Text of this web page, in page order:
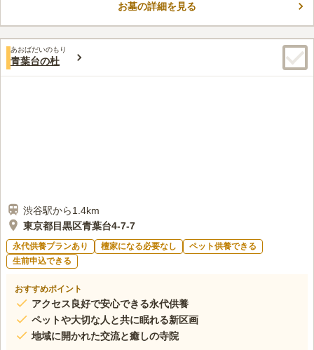
お墓の詳細を見る
あおばだいのもり
青葉台の杜
渋谷駅から1.4km
東京都目黒区青葉台4-7-7
永代供養プランあり 檀家になる必要なし
ペット供養できる
生前申込できる
おすすめポイント
アクセス良好で安心できる永代供養
ペットや大切な人と共に眠れる新区画
地域に開かれた交流と癒しの寺院